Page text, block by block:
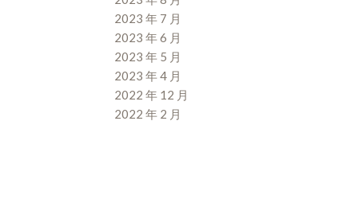
2023 年 7 月
2023 年 6 月
2023 年 5 月
2023 年 4 月
2022 年 12 月
2022 年 2 月